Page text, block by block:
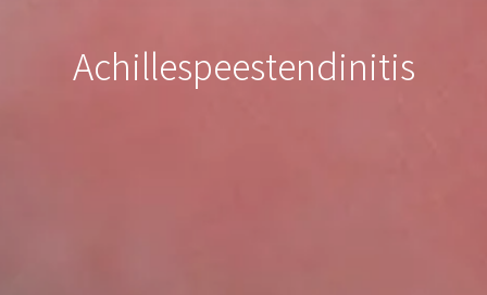
Achillespeestendinitis